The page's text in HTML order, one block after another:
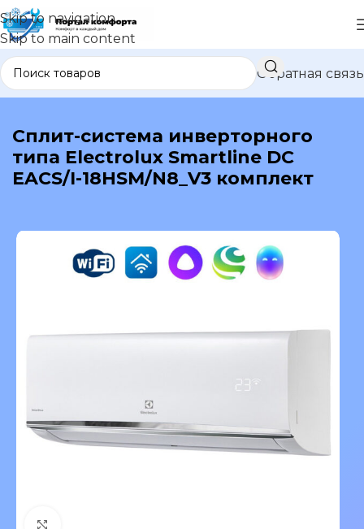
Skip to navigation
Skip to main content
Обратная связь
В каталог
Сплит-система инверторного
типа Electrolux Smartline DC
EACS/I-18HSM/N8_V3 комплект